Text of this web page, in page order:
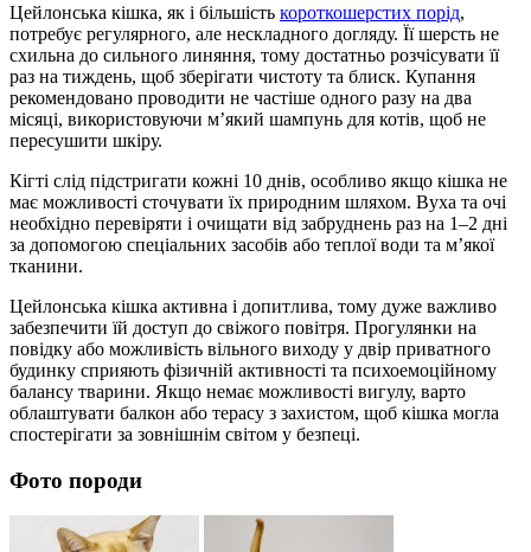
Цейлонська кішка, як і більшість короткошерстих порід,
потребує регулярного, але нескладного догляду. Її шерсть не
схильна до сильного линяння, тому достатньо розчісувати її
раз на тиждень, щоб зберігати чистоту та блиск. Купання
рекомендовано проводити не частіше одного разу на два
місяці, використовуючи м’який шампунь для котів, щоб не
пересушити шкіру.
Кігті слід підстригати кожні 10 днів, особливо якщо кішка не
має можливості сточувати їх природним шляхом. Вуха та очі
необхідно перевіряти і очищати від забруднень раз на 1–2 дні
за допомогою спеціальних засобів або теплої води та м’якої
тканини.
Цейлонська кішка активна і допитлива, тому дуже важливо
забезпечити їй доступ до свіжого повітря. Прогулянки на
повідку або можливість вільного виходу у двір приватного
будинку сприяють фізичній активності та психоемоційному
балансу тварини. Якщо немає можливості вигулу, варто
облаштувати балкон або терасу з захистом, щоб кішка могла
спостерігати за зовнішнім світом у безпеці.
Фото породи